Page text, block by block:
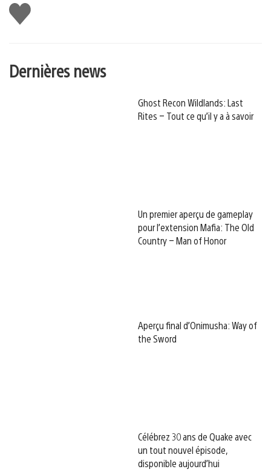
J'aime
Dernières news
Ghost Recon Wildlands: Last
Rites – Tout ce qu’il y a à savoir
Un premier aperçu de gameplay
pour l’extension Mafia: The Old
Country – Man of Honor
Aperçu final d’Onimusha: Way of
the Sword
Célébrez 30 ans de Quake avec
un tout nouvel épisode,
disponible aujourd’hui